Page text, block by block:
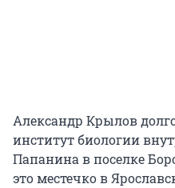
Александр Крылов
институт биологии
Папанина в поселке
это местечко в